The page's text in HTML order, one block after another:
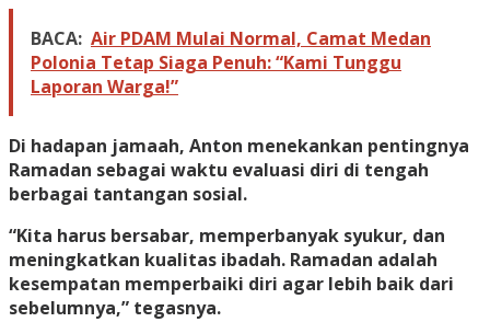
BACA: Air PDAM Mulai Normal, Camat Medan
Polonia Tetap Siaga Penuh: “Kami Tunggu
Laporan Warga!”
Di hadapan jamaah, Anton menekankan pentingnya
Ramadan sebagai waktu evaluasi diri di tengah
berbagai tantangan sosial.
“Kita harus bersabar, memperbanyak syukur, dan
meningkatkan kualitas ibadah. Ramadan adalah
kesempatan memperbaiki diri agar lebih baik dari
sebelumnya,” tegasnya.